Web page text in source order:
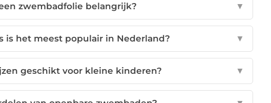
zwembadfolie belangrijk? ▼
is het meest populair in Nederland? ▼
geschikt voor kleine kinderen? ▼